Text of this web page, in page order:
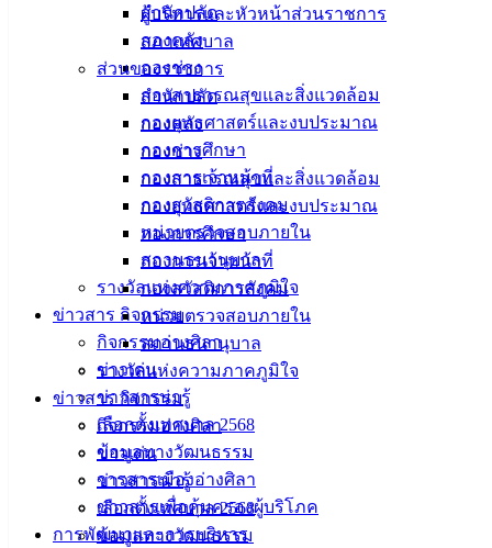
สำนักปลัด
กองคลัง
กองช่าง
กองสาธารณสุขและสิ่งแวดล้อม
กองยุทธศาสตร์และงบประมาณ
กองการศึกษา
กองการเจ้าหน้าที่
กองสวัสดิการสังคม
หน่วยตรวจสอบภายใน
สถานธนานุบาล
รางวัลแห่งความภาคภูมิใจ
ข่าวสาร กิจกรรม
กิจกรรมอ่างศิลา
ข่าวเด่น
ข่าวสารน่ารู้
เลือกตั้งเทศบาล 2568
ข้อมูลทางวัฒนธรรม
วารสารเมืองอ่างศิลา
ข่าวสารเพื่อคุ้มครองผู้บริโภค
การพัฒนาและการบริหาร
ผู้บริหารและหัวหน้าส่วนราชการ
สภาเทศบาล
ส่วนของราชการ
สำนักปลัด
กองคลัง
กองช่าง
กองสาธารณสุขและสิ่งแวดล้อม
กองยุทธศาสตร์และงบประมาณ
กองการศึกษา
กองการเจ้าหน้าที่
กองสวัสดิการสังคม
หน่วยตรวจสอบภายใน
สถานธนานุบาล
รางวัลแห่งความภาคภูมิใจ
ข่าวสาร กิจกรรม
กิจกรรมอ่างศิลา
ข่าวเด่น
ข่าวสารน่ารู้
เลือกตั้งเทศบาล 2568
ข้อมูลทางวัฒนธรรม
การโอนเงินงบประมาณรายจ่าย-ประจำปีงบประมาณ-พ.ศ.2568-ครั้งที่-2-2568
เทศบาลเมืองอ่างศิลา
ที่ตั้ง : สำนักงานเทศบาลเมืองอ่างศิลา 90/338 ม.3